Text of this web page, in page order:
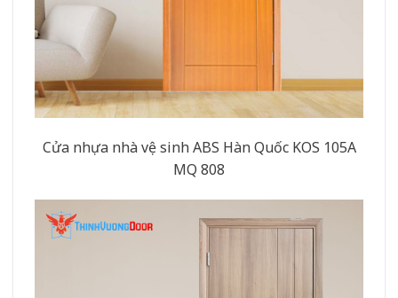
Cửa nhựa nhà vệ sinh ABS Hàn Quốc KOS 105A
MQ 808